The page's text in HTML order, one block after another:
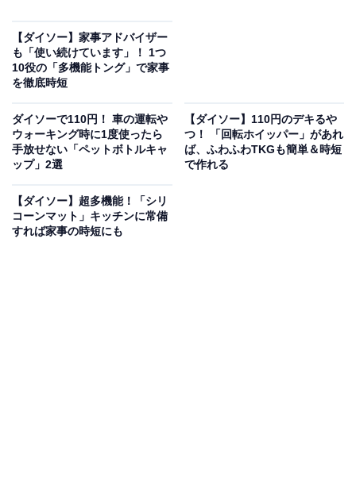
靴下サプリという冠がつく「まるでこたつソックス」。
ここ数年で話題になることが多くなりましたが、実はこ
しかし発売当時の名前は「三陰交をあたためるソック
ス」という商品名だったそう。それを2015年に現在の
「まるでこたつソックス」に改名したところ爆発的に売
れ始めたのだそうです。
【ダイソー】家事アドバイザー
も「使い続けています」！ 1つ
10役の「多機能トング」で家事
を徹底時短
ダイソーで110円！ 車の運転や
ウォーキング時に1度使ったら
手放せない「ペットボトルキャ
ップ」2選
【ダイソー】110円のデキるや
つ！ 「回転ホイッパー」があれ
ば、ふわふわTKGも簡単＆時短
で作れる
【ダイソー】超多機能！「シリ
コーンマット」キッチンに常備
すれば家事の時短にも